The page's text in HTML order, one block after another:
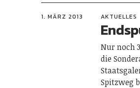
1. MÄRZ 2013 AKTUELLES
Nur noch
die
Spitzweg